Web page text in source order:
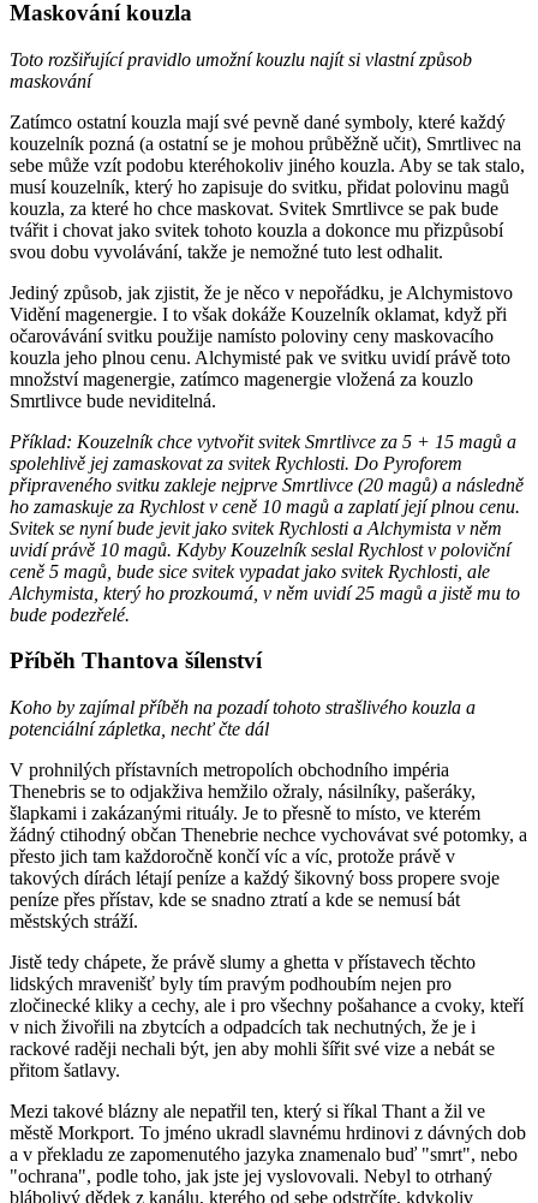
Maskování kouzla
Toto rozšiřující pravidlo umožní kouzlu najít si vlastní způsob
maskování
Zatímco ostatní kouzla mají své pevně dané symboly, které každý
kouzelník pozná (a ostatní se je mohou průběžně učit), Smrtlivec na
sebe může vzít podobu kteréhokoliv jiného kouzla. Aby se tak stalo,
musí kouzelník, který ho zapisuje do svitku, přidat polovinu magů
kouzla, za které ho chce maskovat. Svitek Smrtlivce se pak bude
tvářit i chovat jako svitek tohoto kouzla a dokonce mu přizpůsobí
svou dobu vyvolávání, takže je nemožné tuto lest odhalit.
Jediný způsob, jak zjistit, že je něco v nepořádku, je Alchymistovo
Vidění magenergie. I to však dokáže Kouzelník oklamat, když při
očarovávání svitku použije namísto poloviny ceny maskovacího
kouzla jeho plnou cenu. Alchymisté pak ve svitku uvidí právě toto
množství magenergie, zatímco magenergie vložená za kouzlo
Smrtlivce bude neviditelná.
Příklad: Kouzelník chce vytvořit svitek Smrtlivce za 5 + 15 magů a
spolehlivě jej zamaskovat za svitek Rychlosti. Do Pyroforem
připraveného svitku zakleje nejprve Smrtlivce (20 magů) a následně
ho zamaskuje za Rychlost v ceně 10 magů a zaplatí její plnou cenu.
Svitek se nyní bude jevit jako svitek Rychlosti a Alchymista v něm
uvidí právě 10 magů. Kdyby Kouzelník seslal Rychlost v poloviční
ceně 5 magů, bude sice svitek vypadat jako svitek Rychlosti, ale
Alchymista, který ho prozkoumá, v něm uvidí 25 magů a jistě mu to
bude podezřelé.
Příběh Thantova šílenství
Koho by zajímal příběh na pozadí tohoto strašlivého kouzla a
potenciální zápletka, nechť čte dál
V prohnilých přístavních metropolích obchodního impéria
Thenebris se to odjakživa hemžilo ožraly, násilníky, pašeráky,
šlapkami i zakázanými rituály. Je to přesně to místo, ve kterém
žádný ctihodný občan Thenebrie nechce vychovávat své potomky, a
přesto jich tam každoročně končí víc a víc, protože právě v
takových dírách létají peníze a každý šikovný boss propere svoje
peníze přes přístav, kde se snadno ztratí a kde se nemusí bát
městských stráží.
Jistě tedy chápete, že právě slumy a ghetta v přístavech těchto
lidských mravenišť byly tím pravým podhoubím nejen pro
zločinecké kliky a cechy, ale i pro všechny pošahance a cvoky, kteří
v nich živořili na zbytcích a odpadcích tak nechutných, že je i
rackové raději nechali být, jen aby mohli šířit své vize a nebát se
přitom šatlavy.
Mezi takové blázny ale nepatřil ten, který si říkal Thant a žil ve
městě Morkport. To jméno ukradl slavnému hrdinovi z dávných dob
a v překladu ze zapomenutého jazyka znamenalo buď "smrt", nebo
"ochrana", podle toho, jak jste jej vyslovovali. Nebyl to otrhaný
blábolivý dědek z kanálu, kterého od sebe odstrčíte, kdykoliv